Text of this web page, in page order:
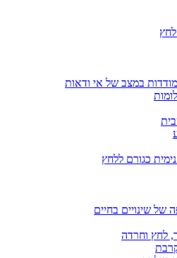
במצב של אי ודאות
כגורם ללחץ
של שינויים בחיים
לחץ וחרדה